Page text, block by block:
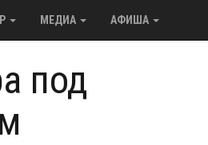
МЕДИА АФИША
под